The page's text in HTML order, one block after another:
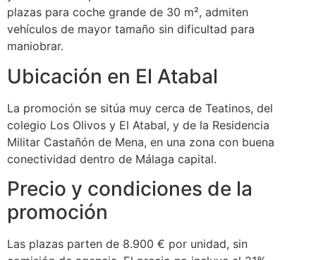
plazas para coche grande de 30 m², admiten
vehículos de mayor tamaño sin dificultad para
maniobrar.
Ubicación en El Atabal
La promoción se sitúa muy cerca de Teatinos, del
colegio Los Olivos y El Atabal, y de la Residencia
Militar Castañón de Mena, en una zona con buena
conectividad dentro de Málaga capital.
Precio y condiciones de la
promoción
Las plazas parten de 8.900 € por unidad, sin